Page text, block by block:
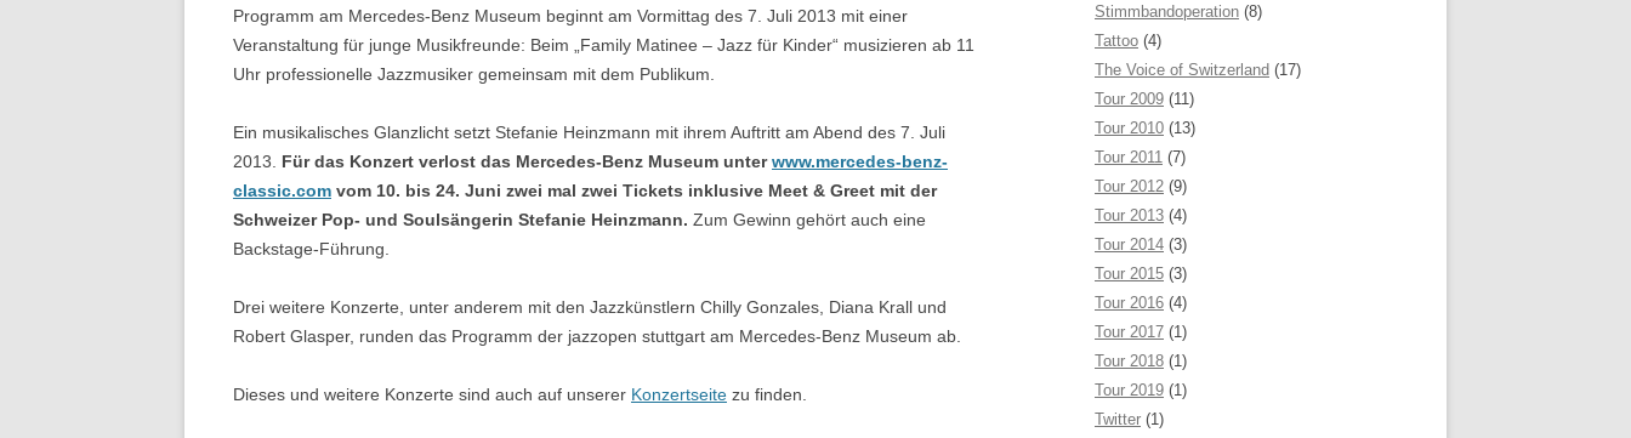
Programm am Mercedes-Benz Museum beginnt am Vormittag des 7. Juli 2013 mit einer
Veranstaltung für junge Musikfreunde: Beim „Family Matinee – Jazz für Kinder“ musizieren ab 11
Uhr professionelle Jazzmusiker gemeinsam mit dem Publikum.
Ein musikalisches Glanzlicht setzt Stefanie Heinzmann mit ihrem Auftritt am Abend des 7. Juli
2013. Für das Konzert verlost das Mercedes-Benz Museum unterwww.mercedes-benz-
classic.com vom 10. bis 24. Juni zwei mal zwei Tickets inklusive Meet & Greet mit der
Schweizer Pop- und Soulsängerin Stefanie Heinzmann. Zum Gewinn gehört auch eine
Backstage-Führung.
Drei weitere Konzerte, unter anderem mit den Jazzkünstlern Chilly Gonzales, Diana Krall und
Robert Glasper, runden das Programm der jazzopen stuttgart am Mercedes-Benz Museum ab.
Dieses und weitere Konzerte sind auch auf unserer Konzertseite zu finden.
Stimmbandoperation (8)
Tattoo (4)
The Voice of Switzerland (17)
Tour 2009 (11)
Tour 2010 (13)
Tour 2011 (7)
Tour 2012 (9)
Tour 2013 (4)
Tour 2014 (3)
Tour 2015 (3)
Tour 2016 (4)
Tour 2017 (1)
Tour 2018 (1)
Tour 2019 (1)
Twitter (1)